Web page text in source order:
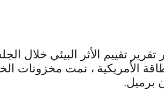
تقييم الأثر البيئي خلال